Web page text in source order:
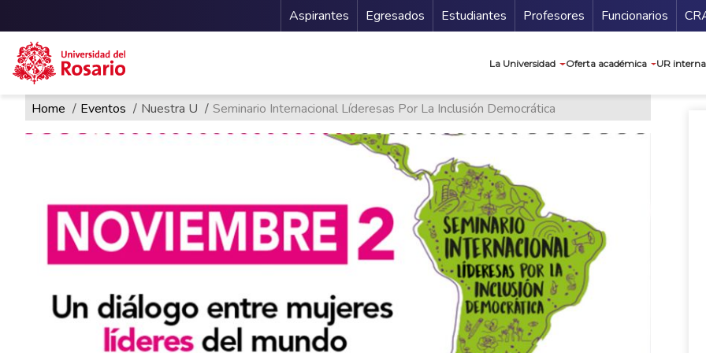
Pasar al contenido principal
Menu Secundario
Aspirantes Egresados Estudiantes Profesores Funcionarios
La Universidad Oferta académica UR
Ruta de navegación
Home Eventos Nuestra U Seminario Internacional Líderesas Por La Inclusión Democrática